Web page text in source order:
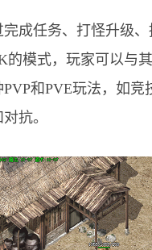
成任务、打怪升级
的模式，玩家可以与
和PVE玩法，如
抗。